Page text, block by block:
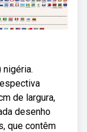
de largura,
desenho
que contêm